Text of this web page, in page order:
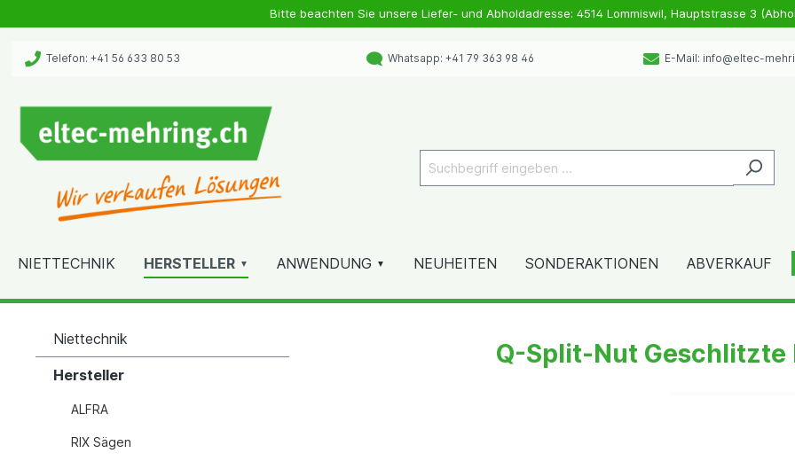
Bitte beachten Sie unsere Liefer- und Abholdadresse: 4514 Lommiswil, Hauptstrasse 3
Telefon: +41 56 633 80 53 Whatsapp: +41 79 363 98 46 E-Mail: info@eltec-
NIETTECHNIK HERSTELLER ANWENDUNG NEUHEITEN SONDERAKTIONEN ABVERKAUF
Niettechnik
Hersteller
ALFRA
RIX Sägen
Q-Split-Nut